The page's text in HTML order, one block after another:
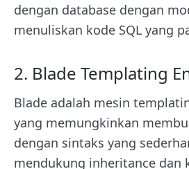
dengan database dengan
menuliskan kode SQL yang
2. Blade Templating
Blade adalah mesin
yang memungkinkan
dengan sintaks yang
mendukung inheritance dan